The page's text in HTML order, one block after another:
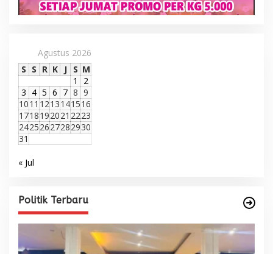
Agustus 2026
S S R K J S M
1
2
3 4 5 6 7 8 9
1011 1213141516
1718192021 2223
24252627282930
31
« Jul
Politik Terbaru